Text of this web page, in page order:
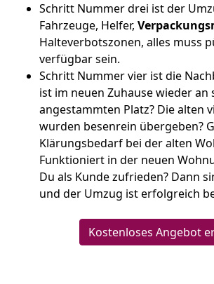
Schritt Nummer drei ist der
Fahrzeuge, Helfer,
Halteverbotszonen, alles muss
verfügbar sein.
Schritt Nummer vier ist die
ist im neuen Zuhause wieder an
angestammten Platz? Die alten
wurden besenrein übergeben?
Klärungsbedarf bei der alten
Funktioniert in der neuen
Du als Kunde zufrieden? Dann
und der Umzug ist erfolgreich
Kostenloses Angebot